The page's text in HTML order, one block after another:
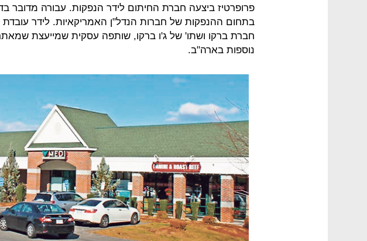
פרופרטיז ביצעה חברת החיתום לידר הנפקות. עבורה מדובר
בתחום ההנפקות של חברות הנדל"ן האמריקאיות. לידר
חברת ברקו ושתו' של ג'ו ברקו, שותפה עסקית שמייעצת
נוספות בארה"ב.